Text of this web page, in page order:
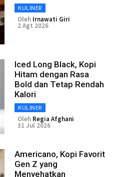
KULINER
Oleh Irnawati Giri
2 Agt 2026
Iced Long Black, Kopi
Hitam dengan Rasa
Bold dan Tetap Rendah
Kalori
KULINER
Oleh Regia Afghani
31 Jul 2026
Americano, Kopi Favorit
Gen Z yang
Menyehatkan